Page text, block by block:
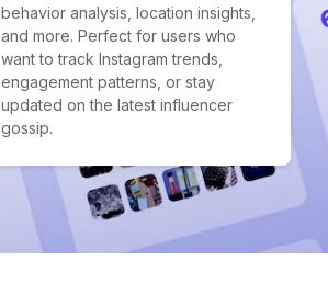
behavior analysis, location insights,
and more. Perfect for users who
want to track Instagram trends,
engagement patterns, or stay
updated on the latest influencer
gossip.